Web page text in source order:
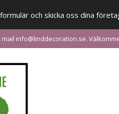
och skicka oss dina
info@linddecoration.se.